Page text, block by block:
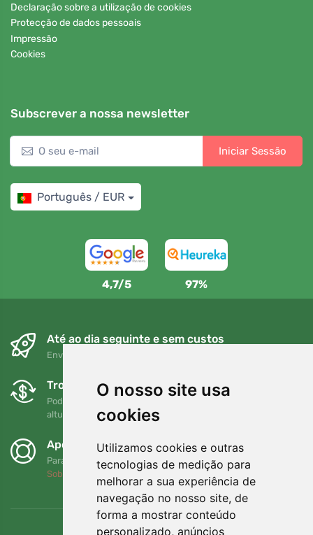
O nosso site usa
cookies
Utilizamos cookies e outras
tecnologias de medição para
melhorar a sua experiência de
navegação no nosso site, de
forma a mostrar conteúdo
personalizado, anúncios
Declaração sobre a utilização de cookies
Protecção de dados pessoais
Impressão
Cookies
Subscrever a nossa newsletter
Iniciar Sessão
Português / EUR
4,7/5 97%
Até ao dia seguinte e sem custos
Envio gratuito para encomendas superiores a 80 EUR
Trocas e devoluções gratuitas
Pode devolver ou trocar a sua encomenda em qualquer
altura no prazo de 90 dias
Apoiamos a Trees.org
Para cada encomenda plantamos uma árvore! Leia mais
Sobre nós